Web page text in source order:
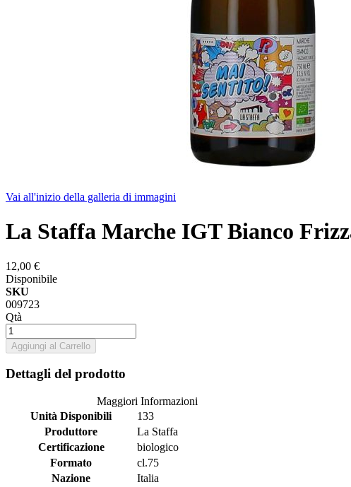
Vai all'inizio della galleria di immagini
La Staffa Marche IGT Bianco
12,00 €
Disponibile
SKU
009723
Qtà
Aggiungi al Carrello
Dettagli del prodotto
Maggiori Informazioni
Unità Disponibili
133
Produttore
La Staffa
Certificazione
biologico
Formato
cl.75
Nazione
Italia